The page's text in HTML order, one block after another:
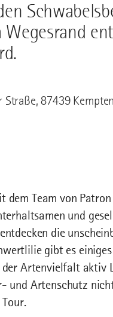
Wegesrand
87439 Kempten
Team von
und
die
gibt es
Artenvielfalt aktiv
und Artenschutz